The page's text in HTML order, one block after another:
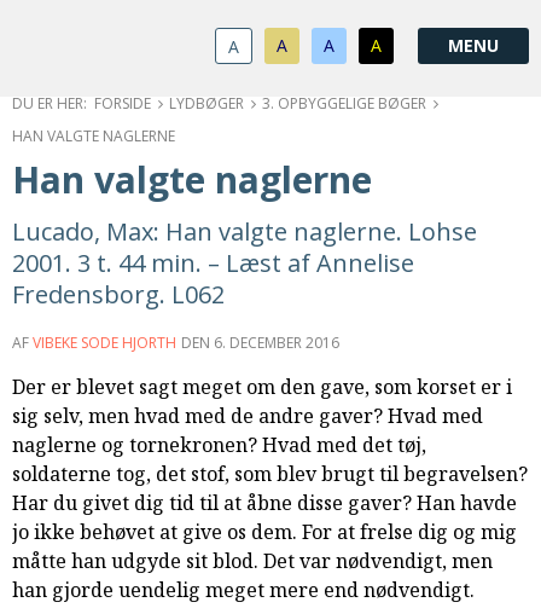
og
gå
indhold
forsiden
guide
for
1.2:
Bestyrelse
1.3:
Økonomi
1.5:
Privatlivspolitik
2.0:
Nyheder
3.0:
Kalender
4.0:
Kristeligt
Lydbibliotek
til
udlån
6.0:
Bibelen
7.0:
Arrangementer
7.1:
Sommerstævne
7.2:
Nordisk
samarbejde
8.0:
Støt
A A A A
FORSIDE LYDBØGER
3. OPBYGGELIGE BØGER
HAN VALGTE NAGLERNE
Han valgte naglerne
Lucado, Max: Han valgte naglerne. Lohse
2001. 3 t. 44 min. – Læst af Annelise
Fredensborg. L062
AFVIBEKE SODE HJORTH DEN 6. DECEMBER 2016
Der er blevet sagt meget om den gave, som korset er i
sig selv, men hvad med de andre gaver? Hvad med
naglerne og tornekronen? Hvad med det tøj,
soldaterne tog, det stof, som blev brugt til begravelsen?
Har du givet dig tid til at åbne disse gaver? Han havde
jo ikke behøvet at give os dem. For at frelse dig og mig
måtte han udgyde sit blod. Det var nødvendigt, men
han gjorde uendelig meget mere end nødvendigt.